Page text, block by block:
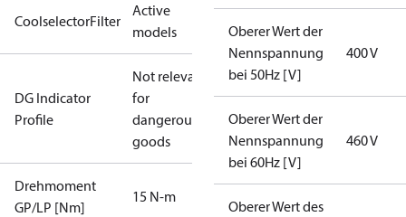
CoolselectorFilter
Active
models
DG Indicator
Profile
Not relevant
for
dangerous
goods
Drehmoment
GP/LP [Nm]
15 N-m
Oberer Wert der
Nennspannung
bei 50Hz [V]
400 V
Oberer Wert der
Nennspannung
bei 60Hz [V]
460 V
Oberer Wert des